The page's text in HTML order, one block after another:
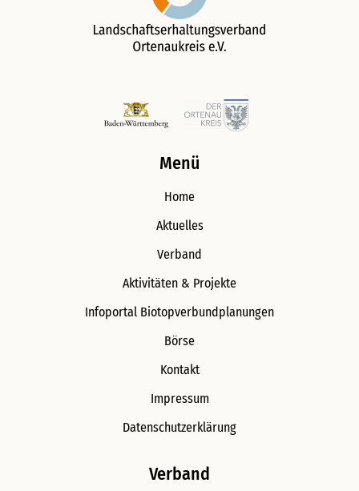
Menü
Home
Aktuelles
Verband
Aktivitäten & Projekte
Infoportal Biotopverbundplanungen
Börse
Kontakt
Impressum
Datenschutzerklärung
Verband